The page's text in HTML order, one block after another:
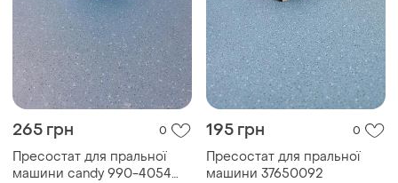
265 грн 0
Пресостат для пральної
машини candy 990-4054
195 грн 0
Пресостат для пральної
машини 37650092